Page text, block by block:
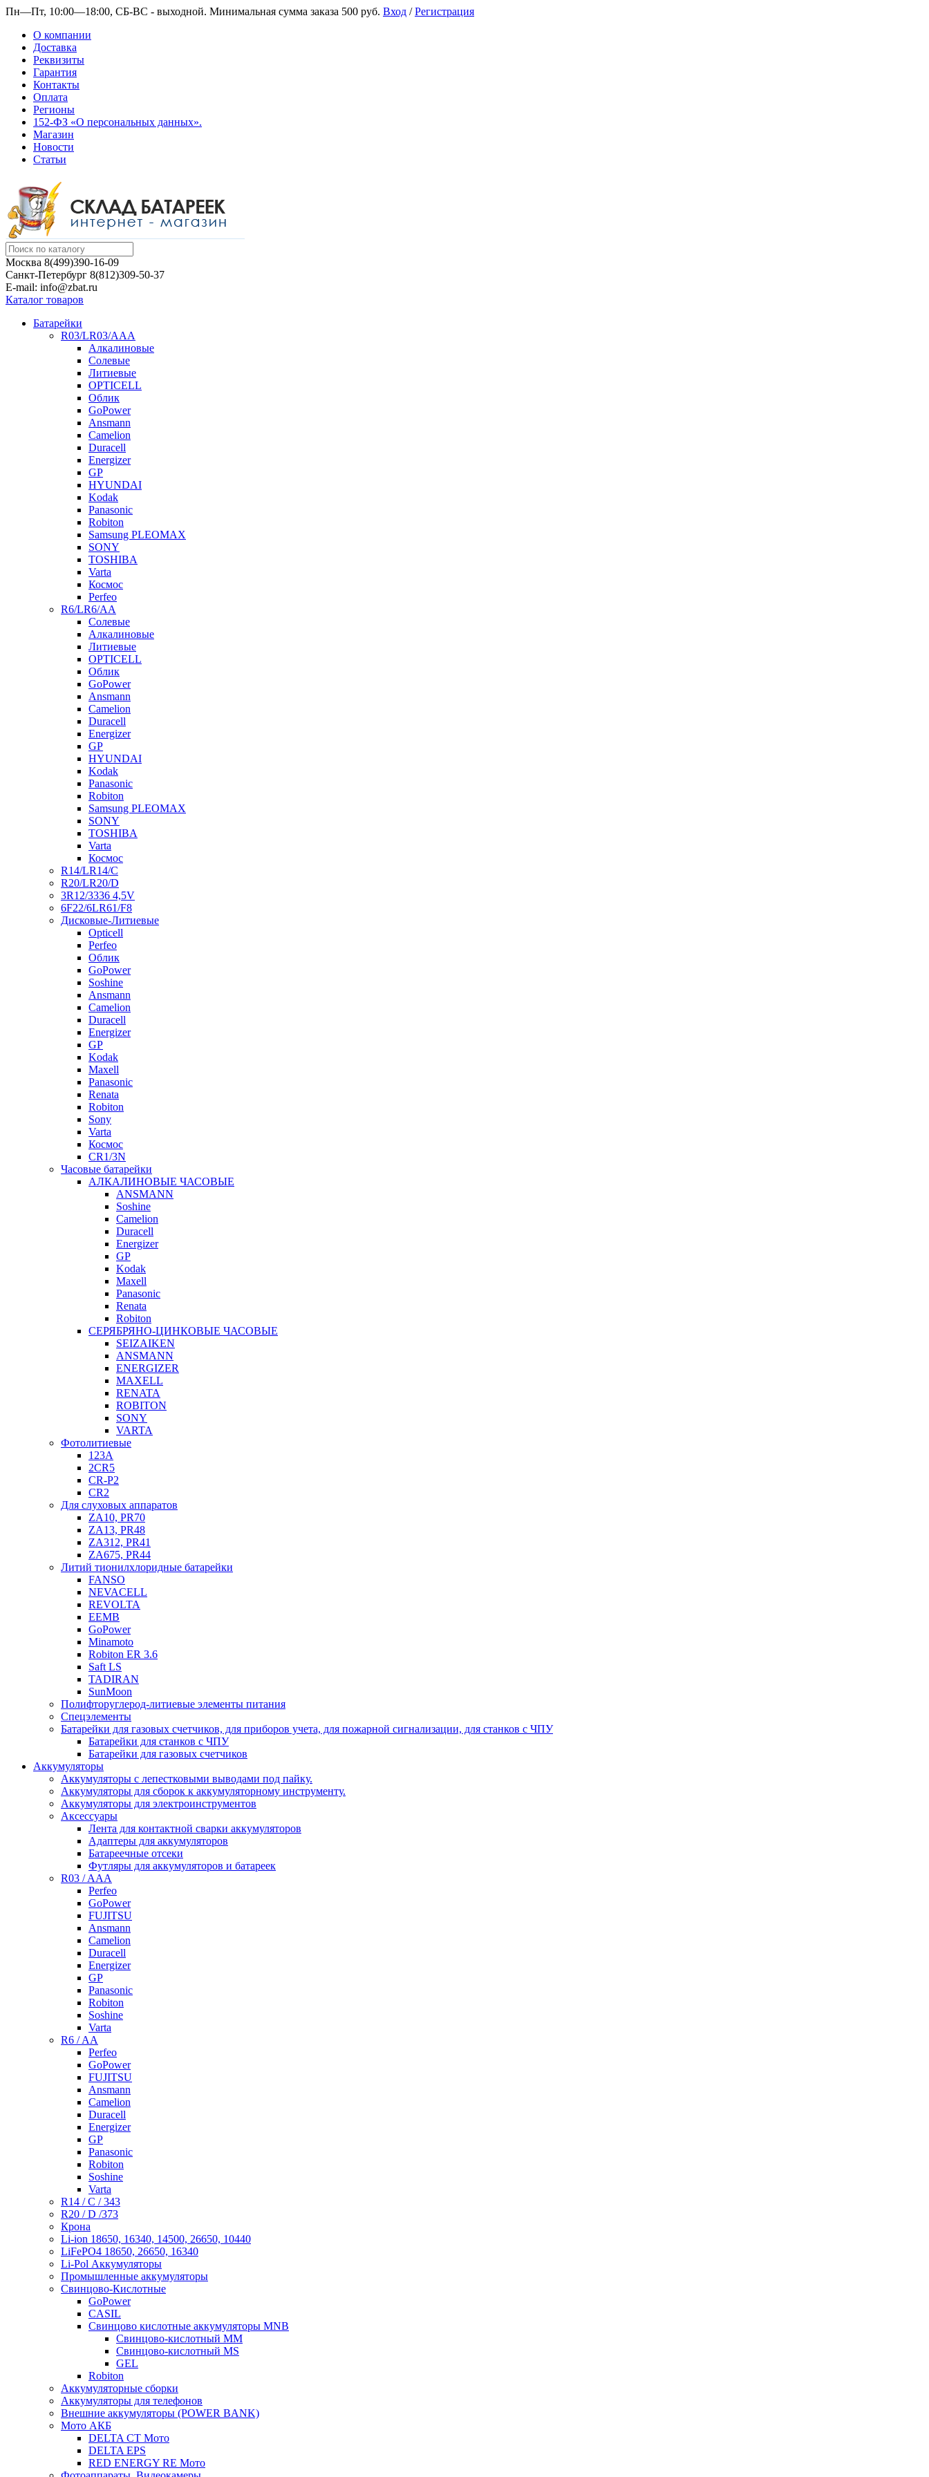
Пн—Пт, 10:00—18:00, СБ-ВС - выходной. Минимальная сумма заказа 500 руб. Вход /Регистрация
О компании
Доставка
Реквизиты
Гарантия
Контакты
Оплата
Регионы
152-ФЗ «О персональных данных».
Магазин
Новости
Статьи
Москва 8(499)390-16-09
Санкт-Петербург 8(812)309-50-37
E-mail: info@zbat.ru
Каталог товаров
Батарейки
R03/LR03/AAA
Алкалиновые
Солевые
Литиевые
OPTICELL
Облик
GoPower
Ansmann
Camelion
Duracell
Energizer
GP
HYUNDAI
Kodak
Panasonic
Robiton
Samsung PLEOMAX
SONY
TOSHIBA
Varta
Космос
Perfeo
R6/LR6/AA
Солевые
Алкалиновые
Литиевые
OPTICELL
Облик
GoPower
Ansmann
Camelion
Duracell
Energizer
GP
HYUNDAI
Kodak
Panasonic
Robiton
Samsung PLEOMAX
SONY
TOSHIBA
Varta
Космос
R14/LR14/C
R20/LR20/D
3R12/3336 4,5V
6F22/6LR61/F8
Дисковые-Литиевые
Opticell
Perfeo
Облик
GoPower
Soshine
Ansmann
Camelion
Duracell
Energizer
GP
Kodak
Maxell
Panasonic
Renata
Robiton
Sony
Varta
Космос
CR1/3N
Часовые батарейки
АЛКАЛИНОВЫЕ ЧАСОВЫЕ
ANSMANN
Soshine
Camelion
Duracell
Energizer
GP
Kodak
Maxell
Panasonic
Renata
Robiton
СЕРЯБРЯНО-ЦИНКОВЫЕ ЧАСОВЫЕ
SEIZAIKEN
ANSMANN
ENERGIZER
MAXELL
RENATA
ROBITON
SONY
VARTA
Фотолитиевые
123A
2CR5
CR-P2
CR2
Для слуховых аппаратов
ZA10, PR70
ZA13, PR48
ZA312, PR41
ZA675, PR44
Литий тионилхлоридные батарейки
FANSO
NEVACELL
REVOLTA
EEMB
GoPower
Minamoto
Robiton ER 3.6
Saft LS
TADIRAN
SunMoon
Полифторуглерод-литиевые элементы питания
Спецэлементы
Батарейки для газовых счетчиков, для приборов учета, для пожарной сигнализации, для станков с ЧПУ
Батарейки для станков с ЧПУ
Батарейки для газовых счетчиков
Аккумуляторы
Аккумуляторы с лепестковыми выводами под пайку.
Аккумуляторы для сборок к аккумуляторному инструменту.
Аккумуляторы для электроинструментов
Аксессуары
Лента для контактной сварки аккумуляторов
Адаптеры для аккумуляторов
Батареечные отсеки
Футляры для аккумуляторов и батареек
R03 / AAA
Perfeo
GoPower
FUJITSU
Ansmann
Camelion
Duracell
Energizer
GP
Panasonic
Robiton
Soshine
Varta
R6 / AA
Perfeo
GoPower
FUJITSU
Ansmann
Camelion
Duracell
Energizer
GP
Panasonic
Robiton
Soshine
Varta
R14 / C / 343
R20 / D /373
Крона
Li-ion 18650, 16340, 14500, 26650, 10440
LiFePO4 18650, 26650, 16340
Li-Pol Аккумуляторы
Промышленные аккумуляторы
Свинцово-Кислотные
GoPower
CASIL
Свинцово кислотные аккумуляторы MNB
Cвинцово-кислотный MM
Cвинцово-кислотный MS
GEL
Robiton
Аккумуляторные сборки
Аккумуляторы для телефонов
Внешние аккумуляторы (POWER BANK)
Мото АКБ
DELTA CT Мото
DELTA EPS
RED ENERGY RE Мото